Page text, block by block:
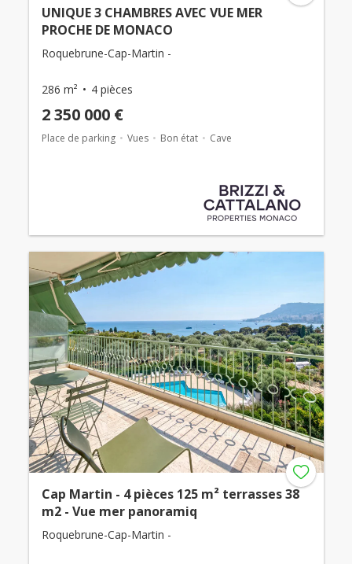
UNIQUE 3 CHAMBRES AVEC VUE MER
PROCHE DE MONACO
Roquebrune-Cap-Martin -
286 m² 4 pièces
2 350 000 €
Place de parking Vues Bon état Cave
Cap Martin - 4 pièces 125 m² terrasses 38
m2 - Vue mer panoramiq
Roquebrune-Cap-Martin -